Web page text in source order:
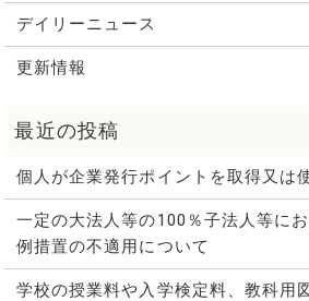
デイリーニュース
更新情報
個人が企業発行ポイントを取得又は
一定の大法人等の100％子法人等に
例措置の不適用について
学校の授業料や入学検定料、教科用